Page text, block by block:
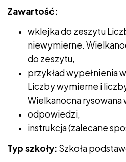
Zawartość:
wklejka do zeszytu
niewymierne.
do zeszytu,
przykład wypełnienia
Liczby wymierne i
Wielkanocna rysowana
odpowiedzi,
instrukcja (zalecane
Typ szkoły: Szkoła